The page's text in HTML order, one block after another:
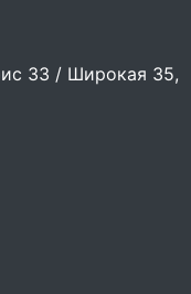
33 / Широкая 35,